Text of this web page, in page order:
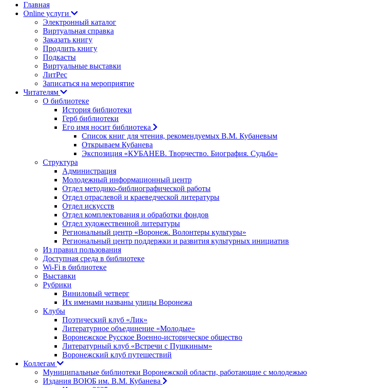
Главная
Online услуги
Электронный каталог
Виртуальная справка
Заказать книгу
Продлить книгу
Подкасты
Виртуальные выставки
ЛитРес
Записаться на мероприятие
Читателям
О библиотеке
История библиотеки
Герб библиотеки
Его имя носит библиотека
Список книг для чтения, рекомендуемых В.М. Кубаневым
Открываем Кубанева
Экспозиция «КУБАНЕВ. Творчество. Биография. Судьба»
Структура
Администрация
Молодежный информационный центр
Отдел методико-библиографической работы
Отдел отраслевой и краеведческой литературы
Отдел искусств
Отдел комплектования и обработки фондов
Отдел художественной литературы
Региональный центр «Воронеж. Волонтеры культуры»
Региональный центр поддержки и развития культурных инициатив
Из правил пользования
Доступная среда в библиотеке
Wi-Fi в библиотеке
Выставки
Рубрики
Виниловый четверг
Их именами названы улицы Воронежа
Клубы
Поэтический клуб «Лик»
Литературное объединение «Молодые»
Воронежское Русское Военно-историческое общество
Литературный клуб «Встречи с Пушкиным»
Воронежский клуб путешествий
Коллегам
Муниципальные библиотеки Воронежской области, работающие с молодежью
Издания ВОЮБ им. В.М. Кубанева